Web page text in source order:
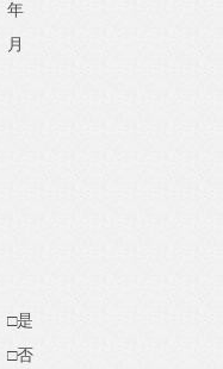
年
月
□是
□否